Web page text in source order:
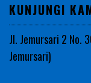
KUNJUNGI
Jl. Jemursari 2 No.
Jemursari)